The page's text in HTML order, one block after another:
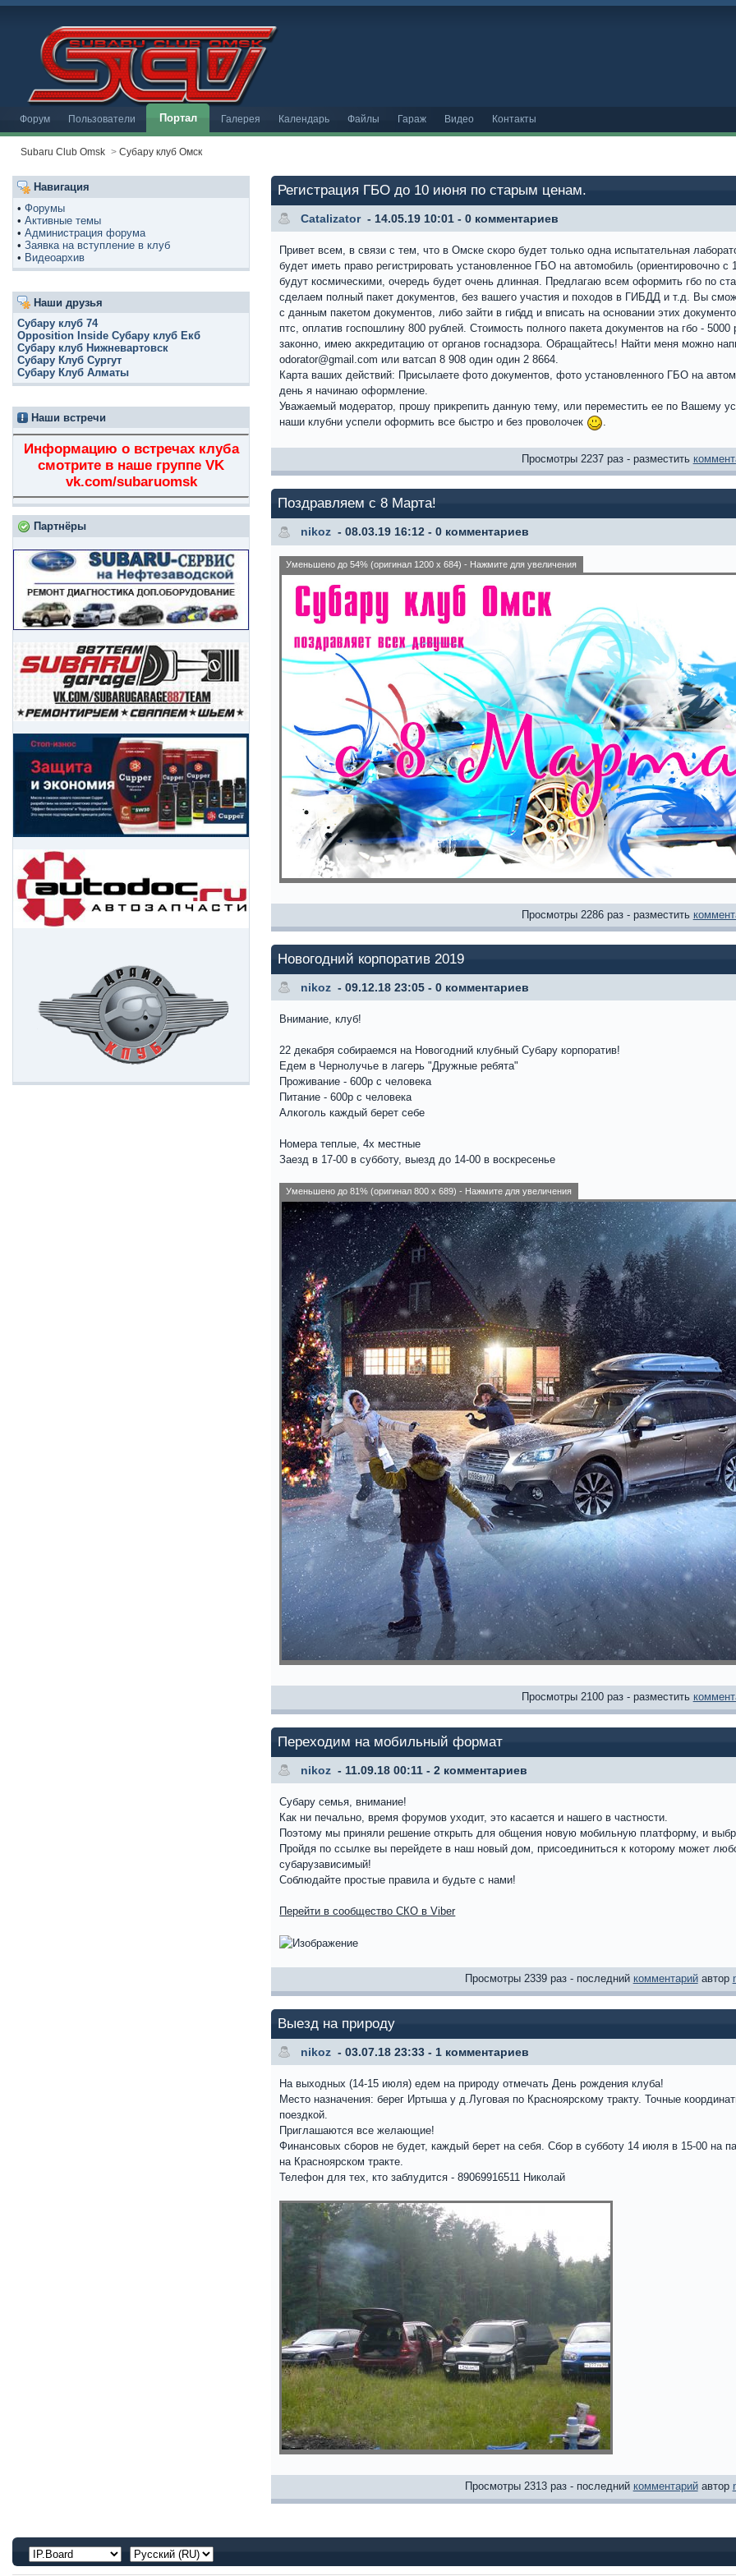
Форум Пользователи Портал Галерея Календарь Файлы Гараж Видео Контакты
Subaru Club Omsk > Субару клуб Омск
Навигация
• Форумы
• Активные темы
• Администрация форума
• Заявка на вступление в клуб
• Видеоархив
Наши друзья
Субару клуб 74
Opposition Inside Субару клуб Екб
Субару клуб Нижневартовск
Субару Клуб Сургут
Субару Клуб Алматы
Наши встречи
Информацию о встречах клуба
смотрите в наше группе VK
vk.com/subaruomsk
Партнёры
Регистрация ГБО до 10 июня по старым ценам.
Catalizator - 14.05.19 10:01 - 0 комментариев
Привет всем, в связи с тем, что в Омске скоро будет только одна испытательная
будет иметь право регистрировать установленное ГБО на автомобиль (ориентировочно
будут космическими, очередь будет очень длинная. Предлагаю всем оформить гбо по
сделаем полный пакет документов, без вашего участия и походов в ГИБДД и т.д. Вы
с данным пакетом документов, либо зайти в гибдд и вписать на основании этих
птс, оплатив госпошлину 800 рублей. Стоимость полного пакета документов на гбо - 5000
законно, имею аккредитацию от органов госнадзора. Обращайтесь! Найти меня можно
odorator@gmail.com или ватсап 8 908 один один 2 8664.
Карта ваших действий: Присылаете фото документов, фото установленного ГБО на
день я начинаю оформление.
Уважаемый модератор, прошу прикрепить данную тему, или переместить ее по Вашему
наши клубни успели оформить все быстро и без проволочек
.
Просмотры 2237 раз - разместить
Поздравляем с 8 Марта!
nikoz - 08.03.19 16:12 - 0 комментариев
Уменьшено до 54% (оригинал 1200 x 684) - Нажмите для увеличения
Просмотры 2286 раз - разместить
Новогодний корпоратив 2019
nikoz - 09.12.18 23:05 - 0 комментариев
Внимание, клуб!
22 декабря собираемся на Новогодний клубный Субару корпоратив!
Едем в Чернолучье в лагерь "Дружные ребята"
Проживание - 600р с человека
Питание - 600р с человека
Алкоголь каждый берет себе
Номера теплые, 4х местные
Заезд в 17-00 в субботу, выезд до 14-00 в воскресенье
Уменьшено до 81% (оригинал 800 x 689) - Нажмите для увеличения
Просмотры 2100 раз - разместить
Переходим на мобильный формат
nikoz - 11.09.18 00:11 - 2 комментариев
Субару семья, внимание!
Как ни печально, время форумов уходит, это касается и нашего в частности.
Поэтому мы приняли решение открыть для общения новую мобильную платформу, и
Пройдя по ссылке вы перейдете в наш новый дом, присоединиться к которому может
субарузависимый!
Соблюдайте простые правила и будьте с нами!
Перейти в сообщество СКО в Viber
Просмотры 2339 раз - последний комментарийавтор
Выезд на природу
nikoz - 03.07.18 23:33 - 1 комментариев
На выходных (14-15 июля) едем на природу отмечать День рождения клуба!
Место назначения: берег Иртыша у д.Луговая по Красноярскому тракту. Точные
поездкой.
Приглашаются все желающие!
Финансовых сборов не будет, каждый берет на себя. Сбор в субботу 14 июля в 15-00 на
на Красноярском тракте.
Телефон для тех, кто заблудится - 89069916511 Николай
Просмотры 2313 раз - последний комментарийавтор